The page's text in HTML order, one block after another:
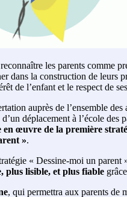
les parents comme
dans la construction de leurs
de l’enfant et le respect de
auprès de l’ensemble
déplacement à l’école des
en œuvre de la première
».
« Dessine-moi un parent
plus lisible, et plus fiable
, qui permettra aux parents de